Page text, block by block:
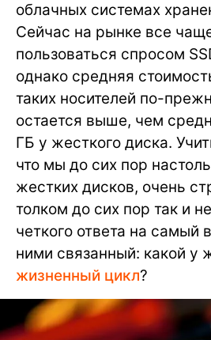
облачных системах
Сейчас на рынке все
пользоваться спросом
однако средняя
таких носителей по-
остается выше, чем
ГБ у жесткого диска.
что мы до сих пор
жестких дисков, очень
толком до сих пор так и
четкого ответа на самый
ними связанный: какой у
жизненный цикл?